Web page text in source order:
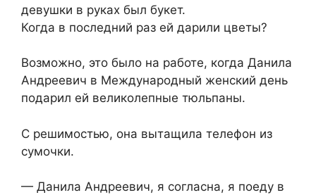
девушки в руках был букет.
Когда в последний раз ей дарили цветы?
Возможно, это было на работе, когда Данила
Андреевич в Международный женский день
подарил ей великолепные тюльпаны.
С решимостью, она вытащила телефон из
сумочки.
— Данила Андреевич, я согласна, я поеду в